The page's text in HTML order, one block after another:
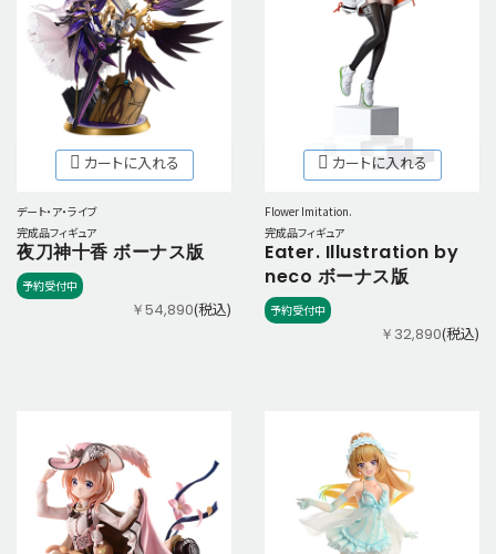
カートに入れる
デート・ア・ライブ
完成品フィギュア
夜刀神十香 ボーナス版
予約受付中
￥54,890(税込)
カートに入れる
Flower Imitation.
完成品フィギュア
Eater. Illustration by
neco ボーナス版
予約受付中
￥32,890(税込)